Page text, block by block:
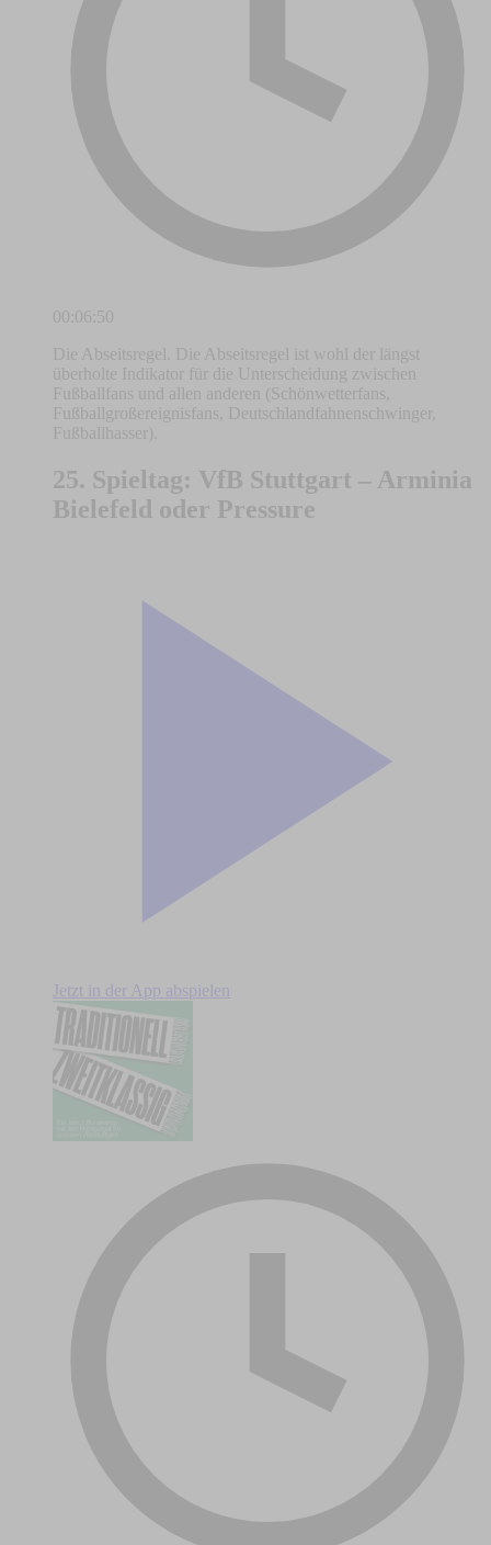
00:06:50
Die Abseitsregel. Die Abseitsregel ist wohl der längst
überholte Indikator für die Unterscheidung zwischen
Fußballfans und allen anderen (Schönwetterfans,
Fußballgroßereignisfans, Deutschlandfahnenschwinger,
Fußballhasser).
25. Spieltag: VfB Stuttgart – Arminia
Bielefeld oder Pressure
Jetzt in der App abspielen